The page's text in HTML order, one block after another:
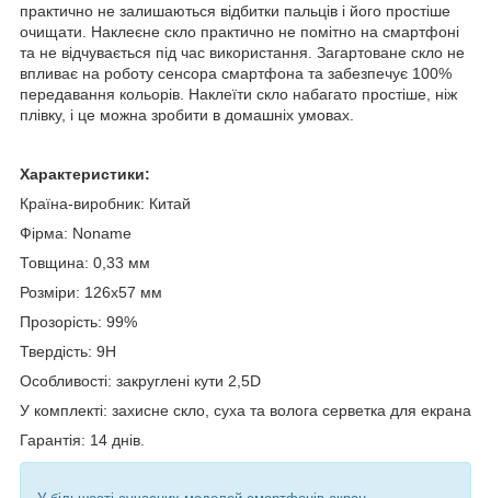
практично не залишаються відбитки пальців і його простіше
очищати. Наклеєне скло практично не помітно на смартфоні
та не відчувається під час використання. Загартоване скло не
впливає на роботу сенсора смартфона та забезпечує 100%
передавання кольорів. Наклеїти скло набагато простіше, ніж
плівку, і це можна зробити в домашніх умовах.
Характеристики:
Країна-виробник: Китай
Фірма: Noname
Товщина: 0,33 мм
Розміри: 126х57 мм
Прозорість: 99%
Твердість: 9H
Особливості: закруглені кути 2,5D
У комплекті: захисне скло, суха та волога серветка для екрана
Гарантія: 14 днів.